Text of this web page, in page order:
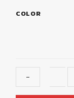
COLOR